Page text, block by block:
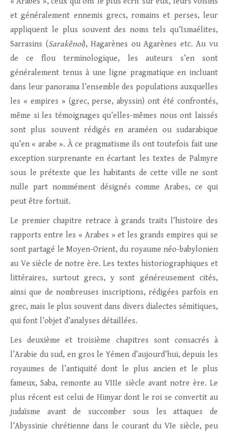
et généralement ennemis grecs, romains et perses, leur
appliquent le plus souvent des noms tels qu’Ismaélites,
Sarrasins (Sarakênoi), Hagarènes ou Agarènes etc. Au vu
de ce flou terminologique, les auteurs s’en sont
généralement tenus à une ligne pragmatique en incluant
dans leur panorama l’ensemble des populations auxquelles
les « empires » (grec, perse, abyssin) ont été confrontés,
même si les témoignages qu’elles-mêmes nous ont laissés
sont plus souvent rédigés en araméen ou sudarabique
qu’en « arabe ». À ce pragmatisme ils ont toutefois fait une
exception surprenante en écartant les textes de Palmyre
sous le prétexte que les habitants de cette ville ne sont
nulle part nommément désignés comme Arabes, ce qui
peut être fortuit.
Le premier chapitre retrace à grands traits l’histoire des
rapports entre les « Arabes » et les grands empires qui se
sont partagé le Moyen-Orient, du royaume néo-babylonien
au Ve siècle de notre ère. Les textes historiographiques et
littéraires, surtout grecs, y sont généreusement cités,
ainsi que de nombreuses inscriptions, rédigées parfois en
grec, mais le plus souvent dans divers dialectes sémitiques,
qui font l’objet d’analyses détaillées.
Les deuxième et troisième chapitres sont consacrés à
l’Arabie du sud, en gros le Yémen d’aujourd’hui, depuis les
royaumes de l’antiquité dont le plus ancien et le plus
fameux, Saba, remonte au VIIIe siècle avant notre ère. Le
plus récent est celui de Himyar dont le roi se convertit au
judaïsme avant de succomber sous les attaques de
l’Abyssinie chrétienne dans le courant du VIe siècle, peu